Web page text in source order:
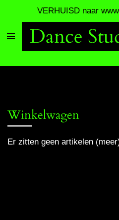
direct
naar
hoofdinhoud
Dance
VERHUISD naar
Winkelwagen
Er zitten geen artikelen